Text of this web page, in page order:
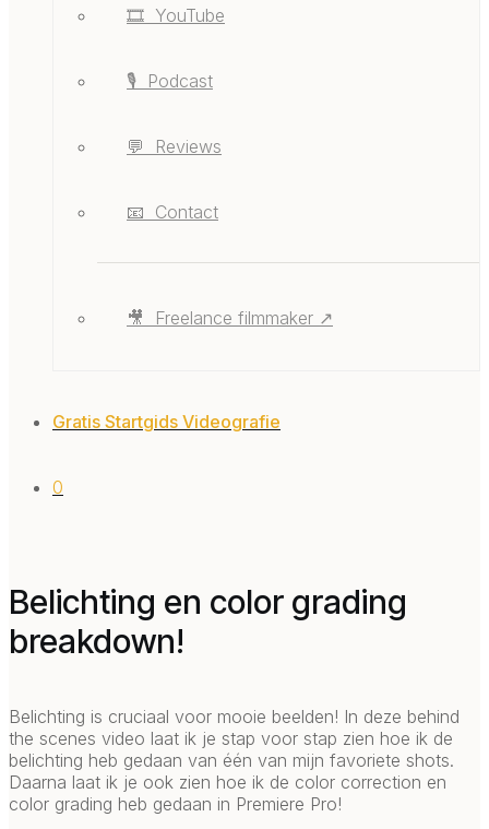
🎞️ ‎ ‎YouTube
🎙️ ‎ ‎Podcast
💬 ‎ ‎Reviews
📧 ‎ ‎Contact
🎥 ‎ ‎Freelance filmmaker ↗
Gratis Startgids Videografie
0
Belichting en color grading
breakdown!
Belichting is cruciaal voor mooie beelden! In deze behind
the scenes video laat ik je stap voor stap zien hoe ik de
belichting heb gedaan van één van mijn favoriete shots.
Daarna laat ik je ook zien hoe ik de color correction en
color grading heb gedaan in Premiere Pro!